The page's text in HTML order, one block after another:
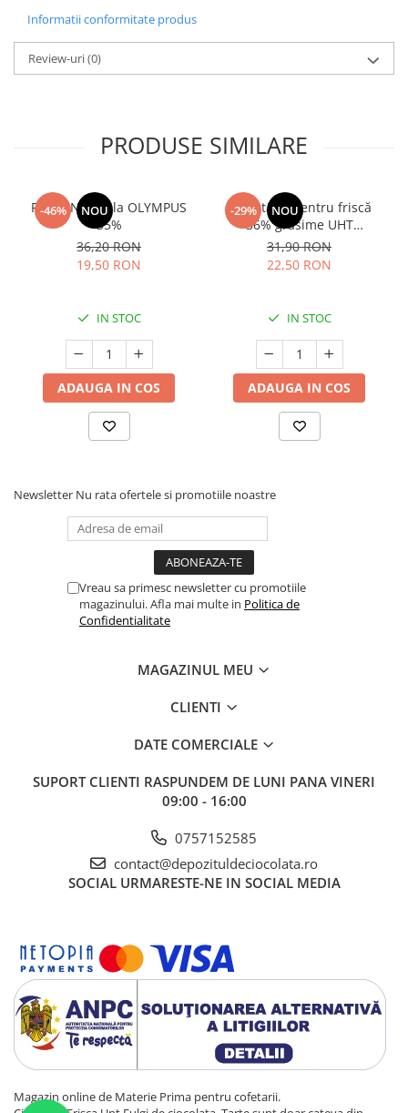
Informatii conformitate produs
Review-uri(0)
PRODUSE SIMILARE
-46% NOU
Frisca Naturala OLYMPUS
35%
36,20 RON
19,50 RON
IN STOC
ADAUGA IN COS
-29% NOU
Smântână pentru friscă
36% grăsime UHT
MLEKOVITA
31,90 RON
22,50 RON
IN STOC
ADAUGA IN COS
Newsletter Nu rata ofertele si promotiile noastre
Vreau sa primesc newsletter cu promotiile
magazinului. Afla mai multe in Politica de
Confidentialitate
MAGAZINUL MEU
CLIENTI
DATE COMERCIALE
SUPORT CLIENTI RASPUNDEM DE LUNI PANA VINERI
09:00 - 16:00
0757152585
contact@depozituldeciocolata.ro
SOCIAL URMARESTE-NE IN SOCIAL MEDIA
Magazin online de Materie Prima pentru cofetarii.